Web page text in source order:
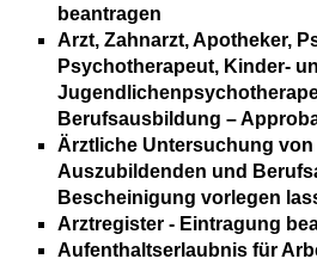
beantragen
Arzt, Zahnarzt, Apotheker,
Psychotherapeut, Kinder-
Berufsausbildung –
Ärztliche Untersuchung
Auszubildenden und
Bescheinigung vorlegen
Arztregister - Eintragung
Aufenthaltserlaubnis für